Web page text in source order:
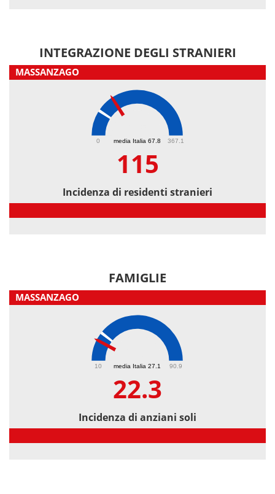
INTEGRAZIONE DEGLI STRANIERI
MASSANZAGO
media Italia 67.8
0 367.1
115
Incidenza di residenti stranieri
FAMIGLIE
MASSANZAGO
media Italia 27.1
10 90.9
22.3
Incidenza di anziani soli